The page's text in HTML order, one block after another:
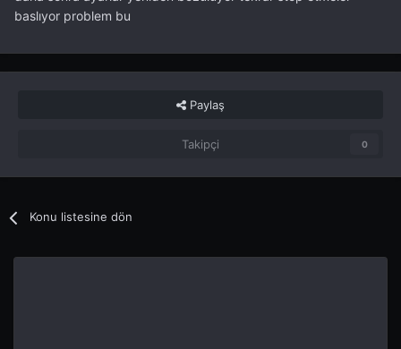
baslıyor problem bu
Paylaş
Takipçi 0
Konu listesine dön